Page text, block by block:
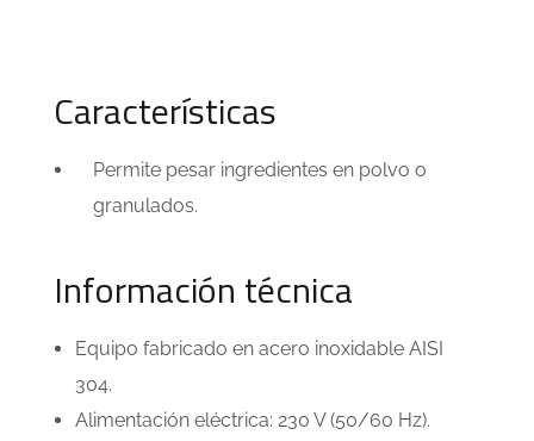
Características
Permite pesar ingredientes en polvo o
granulados.
Información técnica
Equipo fabricado en acero inoxidable AISI
304.
Alimentación eléctrica: 230 V (50/60 Hz).